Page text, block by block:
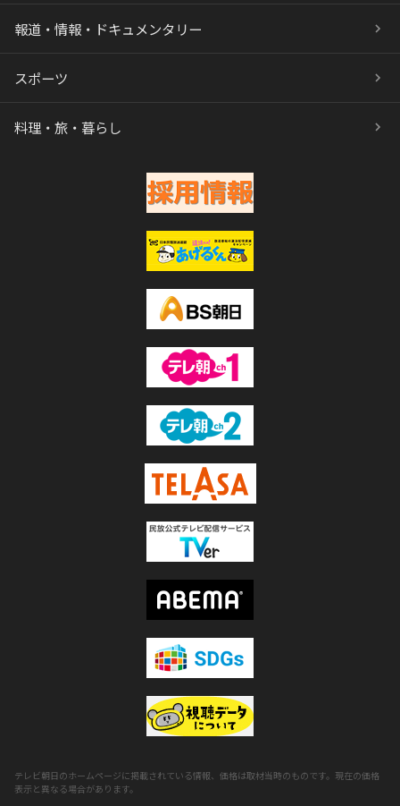
報道・情報・ドキュメンタリー
スポーツ
料理・旅・暮らし
テレビ朝日のホームページに掲載されている情報、価格は取材当時のものです。現在の価格
表示と異なる場合があります。